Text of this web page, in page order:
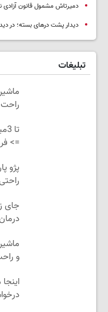
دمیرتاش مشمول قانون آزادی
دیدار پشت درهای بسته؛ در
تبلیغات
=>
پژو
و